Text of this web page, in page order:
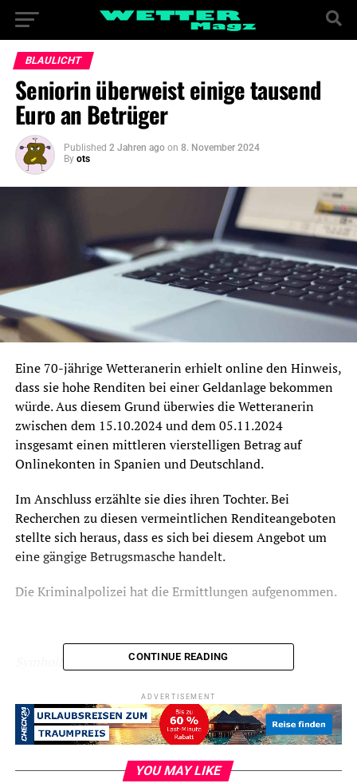
BLAULICHT
Seniorin überweist einige tausend
Euro an Betrüger
Published 2 Jahren ago on 8. November 2024
By ots
Eine 70-jährige Wetteranerin erhielt online den Hinweis,
dass sie hohe Renditen bei einer Geldanlage bekommen
würde. Aus diesem Grund überwies die Wetteranerin
zwischen dem 15.10.2024 und dem 05.11.2024
insgesamt einen mittleren vierstelligen Betrag auf
Onlinekonten in Spanien und Deutschland.
Im Anschluss erzählte sie dies ihren Tochter. Bei
Recherchen zu diesen vermeintlichen Renditeangeboten
stellte sich heraus, dass es sich bei diesem Angebot um
eine gängige Betrugsmasche handelt.
Die Kriminalpolizei hat die Ermittlungen aufgenommen.
Symbolfoto / Archiv
ADVERTISEMENT
RELATED TOPICS: BETRUG BLAULICHT NEWS
CONTINUE READING
ADVERTISEMENT
YOU MAY LIKE